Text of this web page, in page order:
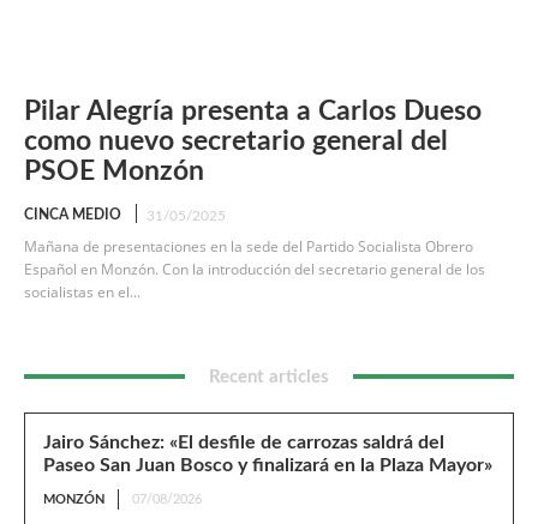
Pilar Alegría presenta a Carlos Dueso
como nuevo secretario general del
PSOE Monzón
CINCA MEDIO 31/05/2025
Mañana de presentaciones en la sede del Partido Socialista Obrero
Español en Monzón. Con la introducción del secretario general de los
socialistas en el...
Recent articles
Jairo Sánchez: «El desfile de carrozas saldrá del
Paseo San Juan Bosco y finalizará en la Plaza Mayor»
MONZÓN 07/08/2026